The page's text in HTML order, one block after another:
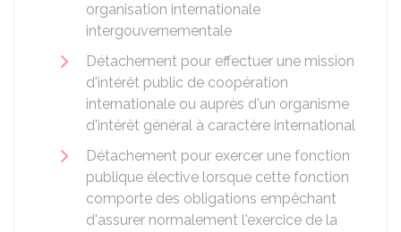
organisation internationale
intergouvernementale
Détachement pour effectuer une mission
d'intérêt public de coopération
internationale ou auprès d'un organisme
d'intérêt général à caractère international
Détachement pour exercer une fonction
publique élective lorsque cette fonction
comporte des obligations empêchant
d'assurer normalement l'exercice de la